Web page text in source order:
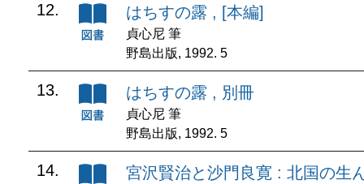
12. はちすの露 , [本編]
貞心尼 筆
野島出版, 1992. 5
13. はちすの露 , 別冊
貞心尼 筆
野島出版, 1992. 5
14. 宮沢賢治と沙門良寛 : 北国の生